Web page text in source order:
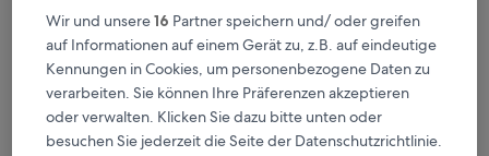
Carlyle Suites & Apartments
Carlyle Suites & Apartments
4.0-
Sterne-
Unterkunft
4,8 km von Glenfield Park entfernt
von
9,4/10
Wir und unsere16 Partner speichern und/ oder greifen
auf Informationen auf einem Gerät zu, z.B. auf eindeutige
Kennungen in Cookies, um personenbezogene Daten zu
verarbeiten. Sie können Ihre Präferenzen akzeptieren
oder verwalten. Klicken Sie dazu bitte unten oder
besuchen Sie jederzeit die Seite der Datenschutzrichtlinie.